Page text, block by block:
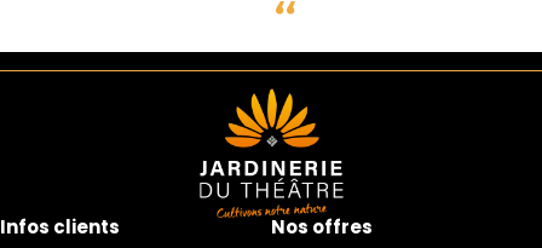
Infos clients
Nos offres